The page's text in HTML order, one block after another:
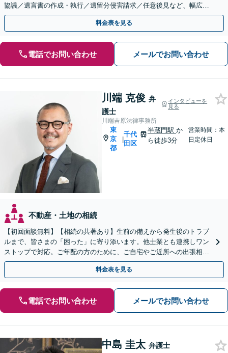
協議／遺言書の作成・執行／遺留分侵害請求／任意後見など、幅広く
対応します【中国語対応可】
料金表を見る
電話でお問い合わせ メールでお問い合わせ
川端 克俊 弁
護士
インタビューを
見る
川端吉原法律事務所
東
京
都
|
千代
田区
半蔵門駅か
ら徒歩3分
営業時間：本
日定休日
不動産・土地の相続
【初回面談無料】【相続の共著あり】生前の備えから発生後のトラブ
ルまで、皆さまの「困った」に寄り添います。他士業とも連携しワン
ストップで対応。ご年配の方のために、ご自宅やご近所への出張相談
を実施しています。【秘密厳守】【休日・夜間相談可】
料金表を見る
電話でお問い合わせ メールでお問い合わせ
中島 圭太 弁護士